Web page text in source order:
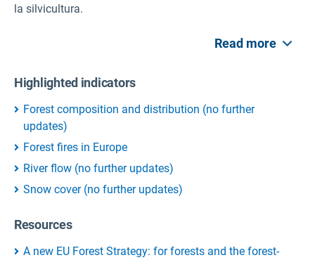
la silvicultura.
Read more
Highlighted indicators
Forest composition and distribution (no further
updates)
Forest fires in Europe
River flow (no further updates)
Snow cover (no further updates)
Resources
A new EU Forest Strategy: for forests and the forest-